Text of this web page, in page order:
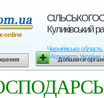
Куликівський
Чернігівська
- Агрокарта України,
online
Добавити